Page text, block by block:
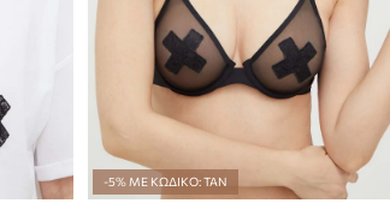
-5% ΜΕ ΚΩΔΙΚΟ: TAN